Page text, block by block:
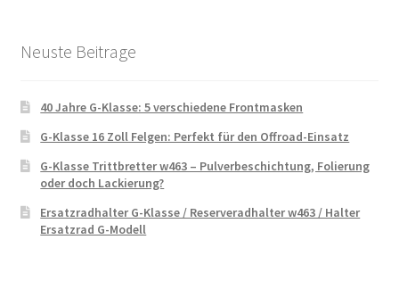
Neuste Beitrage
40 Jahre G-Klasse: 5 verschiedene Frontmasken
G-Klasse 16 Zoll Felgen: Perfekt für den Offroad-Einsatz
G-Klasse Trittbretter w463 – Pulverbeschichtung, Folierung
oder doch Lackierung?
Ersatzradhalter G-Klasse / Reserveradhalter w463 / Halter
Ersatzrad G-Modell